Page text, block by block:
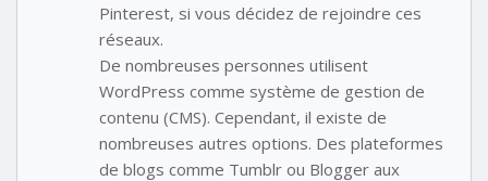
Pinterest, si vous décidez de rejoindre ces
réseaux.
De nombreuses personnes utilisent
WordPress comme système de gestion de
contenu (CMS). Cependant, il existe de
nombreuses autres options. Des plateformes
de blogs comme Tumblr ou Blogger aux